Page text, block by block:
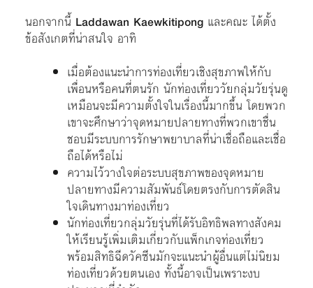
นอกจากนี้ Laddawan Kaewkitipongและคณะ ได้ตั้ง
ข้อสังเกตที่น่าสนใจ อาทิ
เมื่อต้องแนะนำการท่องเที่ยวเชิงสุขภาพให้กับ
เพื่อนหรือคนที่ตนรัก นักท่องเที่ยววัยกลุ่มวัยรุ่นดู
เหมือนจะมีความตั้งใจในเรื่องนี้มากขึ้น โดยพวก
เขาจะศึกษาว่าจุดหมายปลายทางที่พวกเขาชื่น
ชอบมีระบบการรักษาพยาบาลที่น่าเชื่อถือและเชื่อ
ถือได้หรือไม่
ความไว้วางใจต่อระบบสุขภาพของจุดหมาย
ปลายทางมีความสัมพันธ์โดยตรงกับการตัดสิน
ใจเดินทางมาท่องเที่ยว
นักท่องเที่ยวกลุ่มวัยรุ่นที่ได้รับอิทธิพลทางสังคม
ให้เรียนรู้เพิ่มเติมเกี่ยวกับแพ็กเกจท่องเที่ยว
พร้อมสิทธิฉีดวัคซีนมักจะแนะนำผู้อื่นแต่ไม่นิยม
ท่องเที่ยวด้วยตนเอง ทั้งนี้อาจเป็นเพราะงบ